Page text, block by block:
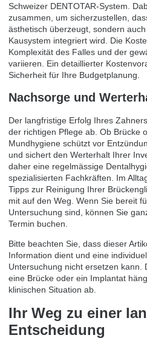
Schweizer DENTOTAR-System.
zusammen, um sicherzustellen,
ästhetisch überzeugt, sondern
Kausystem integriert wird. Die
Komplexität des Falles und der
variieren. Ein detaillierter
Sicherheit für Ihre Budgetplanung.
Nachsorge und
Der langfristige Erfolg Ihres
der richtigen Pflege ab. Ob Brücke
Mundhygiene schützt vor
und sichert den Werterhalt Ihrer
daher eine regelmässige
spezialisierten Fachkräften. Im
Tipps zur Reinigung Ihrer
mit auf den Weg. Wenn Sie bereit
Untersuchung sind, können Sie
Termin buchen
Bitte beachten Sie, dass dieser
Information dient und eine
Untersuchung nicht ersetzen kann.
eine Brücke oder ein Implantat
klinischen Situation ab.
Ihr Weg zu einer
Entscheidung